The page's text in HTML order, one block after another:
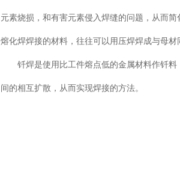
元素烧损，和有害元素侵入焊缝的问题，从而
熔化焊焊接的材料，往往可以用压焊焊成与母材
钎焊是使用比工件熔点低的金属材料作钎料
间的相互扩散，从而实现焊接的方法。